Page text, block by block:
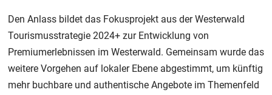
Den Anlass bildet das Fokusprojekt aus der Westerwald
Tourismusstrategie 2024+ zur Entwicklung von
Premiumerlebnissen im Westerwald. Gemeinsam wurde das
weitere Vorgehen auf lokaler Ebene abgestimmt, um künftig
mehr buchbare und authentische Angebote im Themenfeld